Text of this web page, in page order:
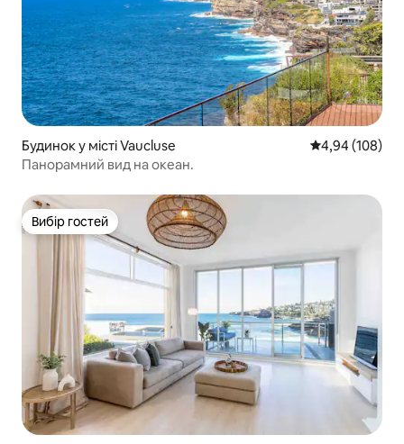
Будинок у місті Vaucluse Середня
4,94 (108)
Панорамний вид на океан.
Вибір гостей
Вибір гостей